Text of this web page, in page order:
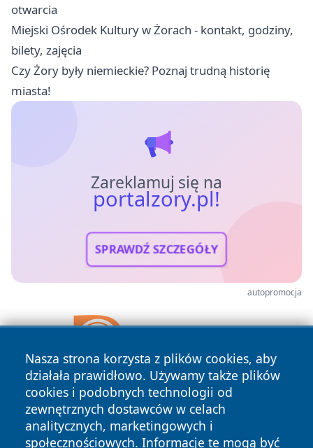
otwarcia
Miejski Ośrodek Kultury w Żorach - kontakt, godziny,
bilety, zajęcia
Czy Żory były niemieckie? Poznaj trudną historię
miasta!
Zareklamuj się na
portalzory.pl!
SPRAWDŹ SZCZEGÓŁY
autopromocja
Nasza strona korzysta z plików cookies, aby
działała prawidłowo. Używamy także plików
cookies i podobnych technologii od
zewnętrznych dostawców w celach
analitycznych, marketingowych i
społecznościowych. Informacje te mogą być